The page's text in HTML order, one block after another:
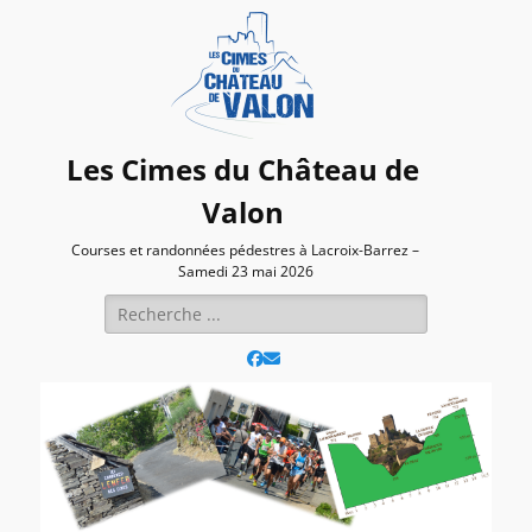
Les Cimes du Château de
Valon
Courses et randonnées pédestres à Lacroix-Barrez –
Samedi 23 mai 2026
Rechercher :
Facebook
E-